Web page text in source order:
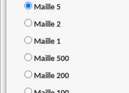
Maille 5
Maille 2
Maille 1
Maille 500
Maille 200